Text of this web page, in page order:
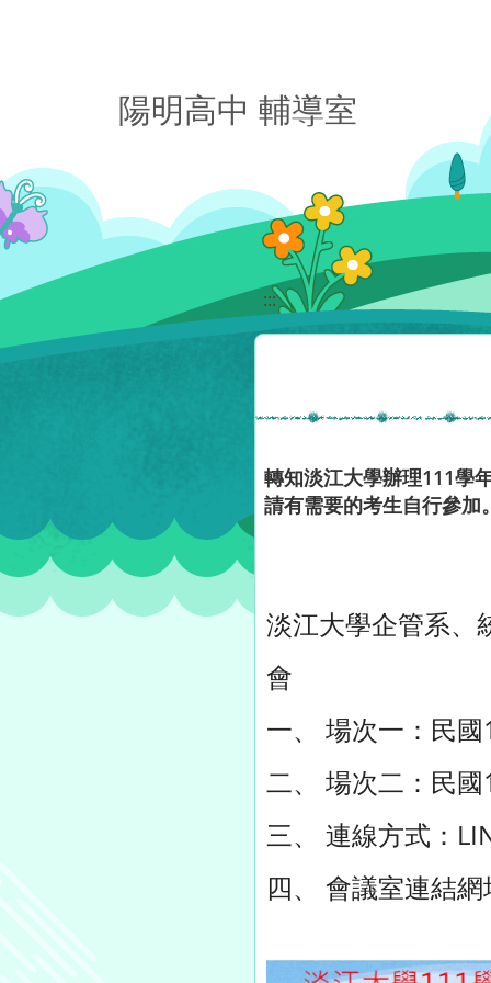
陽明高中 輔導室
:::
轉知淡江大學辦理111學
請有需要的考生自行參加
淡江大學企管系、
會
一、 場次一：民
二、 場次二：民
三、 連線方式：
四、 會議室連結